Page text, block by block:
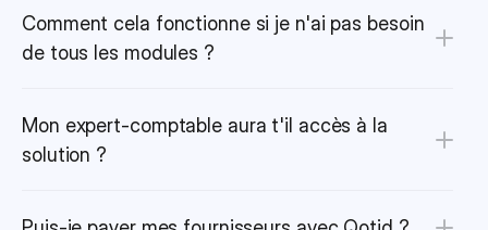
Comment cela fonctionne si je n'ai pas besoin
de tous les modules ?
Mon expert-comptable aura t'il accès à la
solution ?